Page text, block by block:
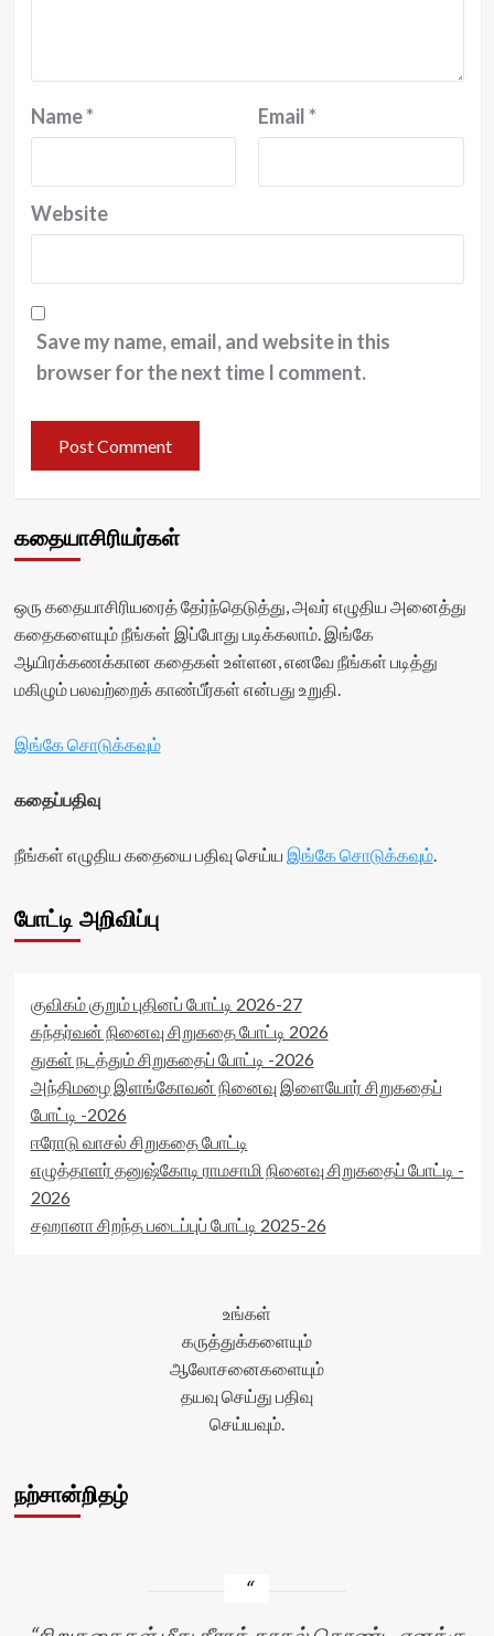
Name* Email*
Website
Save my name, email, and website in this
browser for the next time I comment.
கதையாசிரியர்கள்
ஒரு கதையாசிரியரைத் தேர்ந்தெடுத்து, அவர் எழுதிய அனைத்து
கதைகளையும் நீங்கள் இப்போது படிக்கலாம். இங்கே
ஆயிரக்கணக்கான கதைகள் உள்ளன, எனவே நீங்கள் படித்து
மகிழும் பலவற்றைக் காண்பீர்கள் என்பது உறுதி.
இங்கே சொடுக்கவும்
கதைப்பதிவு
நீங்கள் எழுதிய கதையை பதிவு செய்ய இங்கே சொடுக்கவும்.
போட்டி அறிவிப்பு
குவிகம் குறும் புதினப் போட்டி 2026-27
கந்தர்வன் நினைவு சிறுகதை போட்டி 2026
துகள் நடத்தும் சிறுகதைப் போட்டி -2026
அந்திமழை இளங்கோவன் நினைவு இளையோர் சிறுகதைப்
போட்டி -2026
ஈரோடு வாசல் சிறுகதை போட்டி
எழுத்தாளர் தனுஷ்கோடி ராமசாமி நினைவு சிறுகதைப் போட்டி -
2026
சஹானா சிறந்த படைப்புப் போட்டி 2025-26
உங்கள்
கருத்துக்களையும்
ஆலோசனைகளையும்
தயவு செய்து பதிவு
செய்யவும்.
நற்சான்றிதழ்